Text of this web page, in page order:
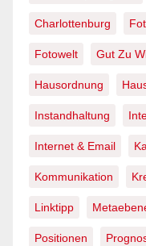
Charlottenburg
Fotowelt Gut Zu
Hausordnung
Instandhaltung
Internet & Email
Kommunikation
Linktipp
Positionen